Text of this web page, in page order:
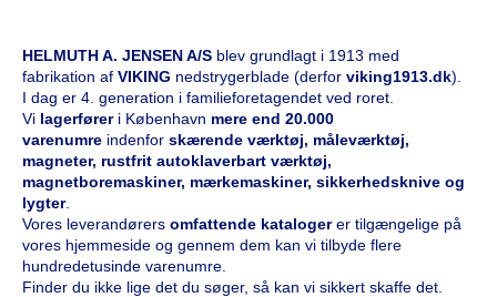
HELMUTH A. JENSEN A/S blev grundlagt i 1913 med
fabrikation af VIKING nedstrygerblade (derfor viking1913.dk).
I dag er 4. generation i familieforetagendet ved roret.
Vi lagerfører i København mere end 20.000
varenumre indenfor skærende værktøj, måleværktøj,
magneter, rustfrit autoklaverbart værktøj,
magnetboremaskiner, mærkemaskiner, sikkerhedsknive og
lygter.
Vores leverandørers omfattende katalogerer tilgængelige på
vores hjemmeside og gennem dem kan vi tilbyde flere
hundredetusinde varenumre.
Finder du ikke lige det du søger, så kan vi sikkert skaffe det.